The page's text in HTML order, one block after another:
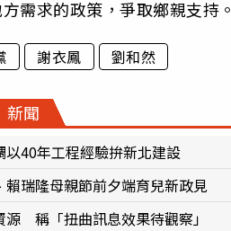
需求的政策，爭取鄉親支持。
謝衣鳳 劉和然
新聞
40年工程經驗拚新北建設
瑞隆母親節前夕端育兒新政見
稱「扭曲訊息效果待觀察」